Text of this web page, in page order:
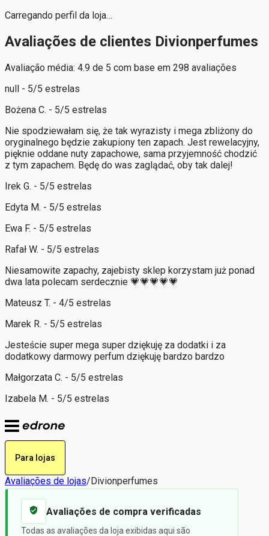
Carregando perfil da loja…
Avaliações de clientes Divionperfumes
Avaliação média: 4.9 de 5 com base em 298 avaliações
null - 5/5 estrelas
Bożena C. - 5/5 estrelas
Nie spodziewałam się, że tak wyrazisty i mega zbliżony do
oryginalnego będzie zakupiony ten zapach. Jest rewelacyjny,
pięknie oddane nuty zapachowe, sama przyjemność chodzić
z tym zapachem. Będę do was zaglądać, oby tak dalej!
Irek G. - 5/5 estrelas
Edyta M. - 5/5 estrelas
Ewa F. - 5/5 estrelas
Rafał W. - 5/5 estrelas
Niesamowite zapachy, zajebisty sklep korzystam już ponad
dwa lata polecam serdecznie 💗💗💗💗💗
Mateusz T. - 4/5 estrelas
Marek R. - 5/5 estrelas
Jesteście super mega super dziękuję za dodatki i za
dodatkowy darmowy perfum dziękuję bardzo bardzo
Małgorzata C. - 5/5 estrelas
Izabela M. - 5/5 estrelas
Para lojas
Avaliações de lojas/Divionperfumes
Avaliações de compra verificadas
Todas as avaliações da loja exibidas aqui são